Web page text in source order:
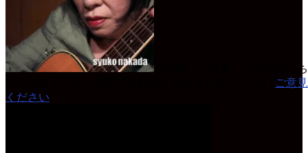
ご質問、ご意見、ご感想はこ
ご意
ください